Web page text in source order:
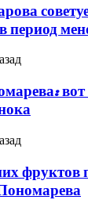
период
вот
фруктов